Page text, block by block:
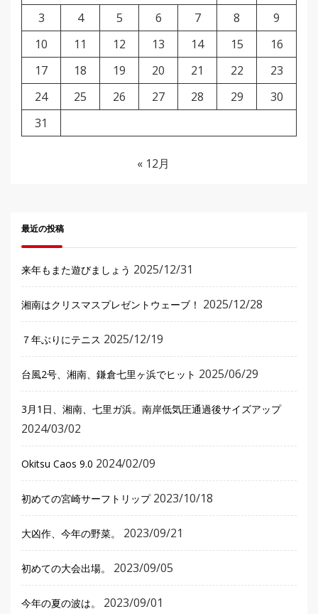
3
4 5 6 7 8
9
10
11 12 13 14 15
16
17
18 19 20 21 22
23
24
25 26 27 28 29
30
31
« 12月
最近の投稿
来年もまた遊びましょう 2025/12/31
湘南はクリスマスプレゼントウェーブ！ 2025/12/28
７年ぶりにテニス 2025/12/19
台風2号、湘南、鎌倉七里ヶ浜でヒット 2025/06/29
3月1日、湘南、七里ガ浜。南岸低気圧通過後サイズアップ
2024/03/02
Okitsu Caos 9.0 2024/02/09
初めての宮崎サーフトリップ 2023/10/18
大凶作、今年の野菜。 2023/09/21
初めての大会出場。 2023/09/05
今年の夏の波は。 2023/09/01